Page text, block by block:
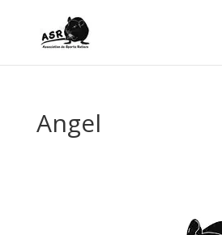
Angel